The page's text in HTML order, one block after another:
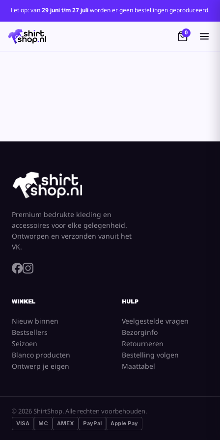
Let op: van29 juni t/m 27 juliworden er geen bestellingen geproduceerd.
0
Print
uncategorized
Premium bedrukte kleding en
accessoires voor elke gelegenheid.
Ontworpen en verzonden vanuit het
VK.
WINKEL
Nieuw binnen
Bestsellers
Seizoen
Blanco producten
Ontwerp je eigen
HULP
Veelgestelde vragen
Bezorginfo
Retourneren
Bestelling volgen
Maattabel
© 2026 ShirtShop. Alle rechten voorbehouden.
VISA MC AMEX PayPal Apple Pay
Standaard
Price: Lowest First
Price: Highest First